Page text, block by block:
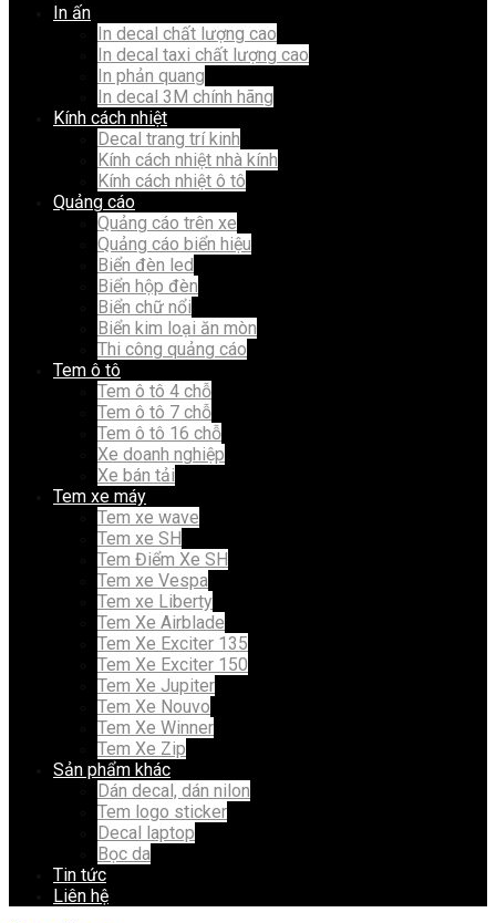
In ấn
In decal chất lượng cao
In decal taxi chất lượng cao
In phản quang
In decal 3M chính hãng
Kính cách nhiệt
Decal trang trí kinh
Kính cách nhiệt nhà kính
Kính cách nhiệt ô tô
Quảng cáo
Quảng cáo trên xe
Quảng cáo biển hiệu
Biển đèn led
Biển hộp đèn
Biển chữ nổi
Biển kim loại ăn mòn
Thi công quảng cáo
Tem ô tô
Tem ô tô 4 chỗ
Tem ô tô 7 chỗ
Tem ô tô 16 chỗ
Xe doanh nghiệp
Xe bán tải
Tem xe máy
Tem xe wave
Tem xe SH
Tem Điểm Xe SH
Tem xe Vespa
Tem xe Liberty
Tem Xe Airblade
Tem Xe Exciter 135
Tem Xe Exciter 150
Tem Xe Jupiter
Tem Xe Nouvo
Tem Xe Winner
Tem Xe Zip
Sản phẩm khác
Dán decal, dán nilon
Tem logo sticker
Decal laptop
Bọc da
Tin tức
Liên hệ